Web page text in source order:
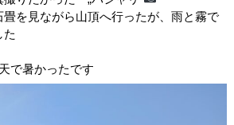
を見ながら山頂へ行ったが、雨と霧で
た
で暑かったです